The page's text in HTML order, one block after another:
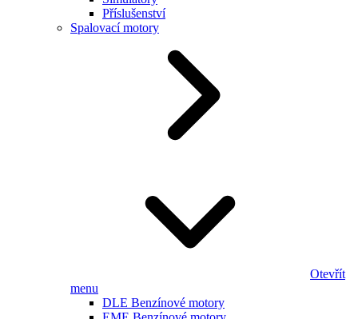
Příslušenství
Spalovací motory
Otevřít
menu
DLE Benzínové motory